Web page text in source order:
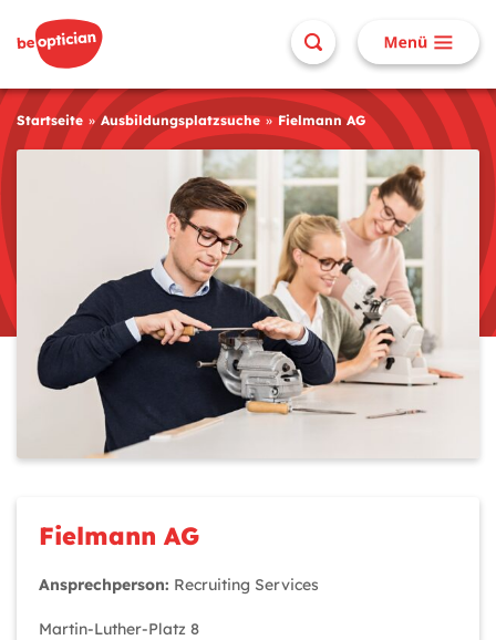
Startseite Ausbildungsplatzsuche Fielmann AG
Fielmann AG
Ansprechperson: Recruiting Services
Martin-Luther-Platz 8